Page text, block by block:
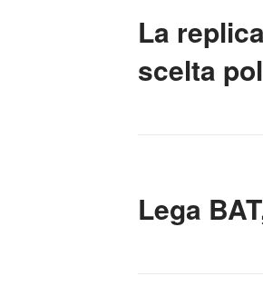
La
scelta
Lega